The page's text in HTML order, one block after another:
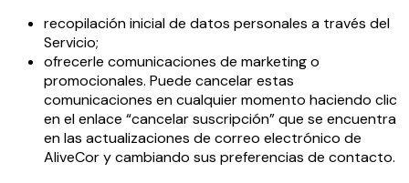
recopilación inicial de datos personales a través del
Servicio;
ofrecerle comunicaciones de marketing o
promocionales. Puede cancelar estas
comunicaciones en cualquier momento haciendo clic
en el enlace “cancelar suscripción” que se encuentra
en las actualizaciones de correo electrónico de
AliveCor y cambiando sus preferencias de contacto.